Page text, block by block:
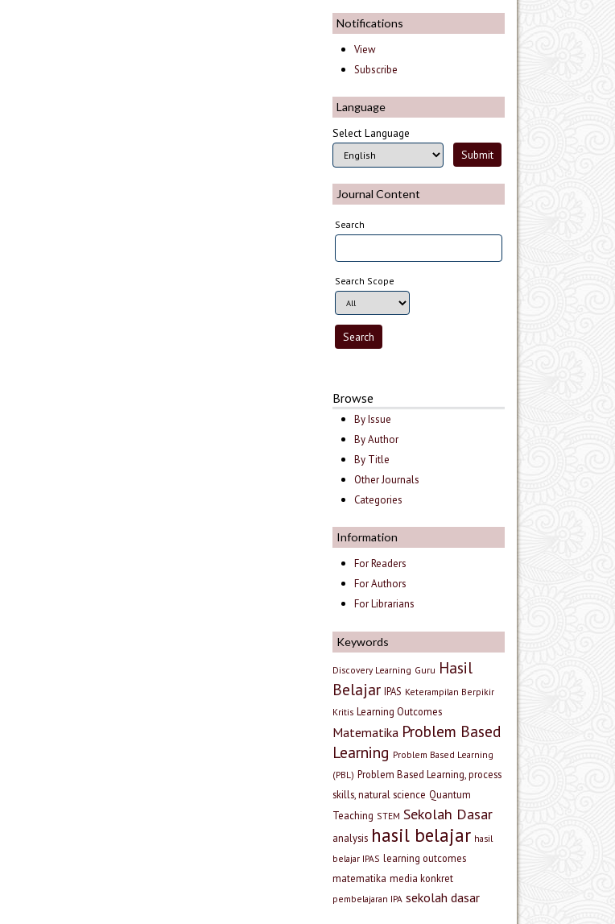
Notifications
View
Subscribe
Language
Select Language
Journal Content
Search
Search Scope
Browse
By Issue
By Author
By Title
Other Journals
Categories
Information
For Readers
For Authors
For Librarians
Keywords
Discovery Learning Guru Hasil
Belajar IPAS Keterampilan Berpikir
Kritis Learning Outcomes
Matematika Problem Based
Learning Problem Based Learning
(PBL) Problem Based Learning, process
skills, natural science Quantum
Teaching STEM Sekolah Dasar
analysis hasil belajar hasil
belajar IPAS learning outcomes
matematika media konkret
pembelajaran IPA sekolah dasar